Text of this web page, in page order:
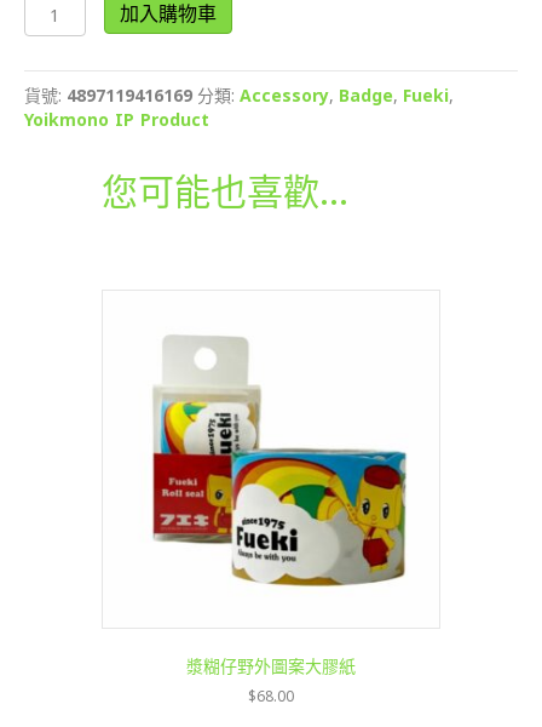
糊
趣
致
襟
加入購物車
貨號: 4897119416169 分類: Accessory, Badge, Fueki,
Yoikmono IP Product
您可能也喜歡…
漿糊仔野外圖案大膠紙
$68.00